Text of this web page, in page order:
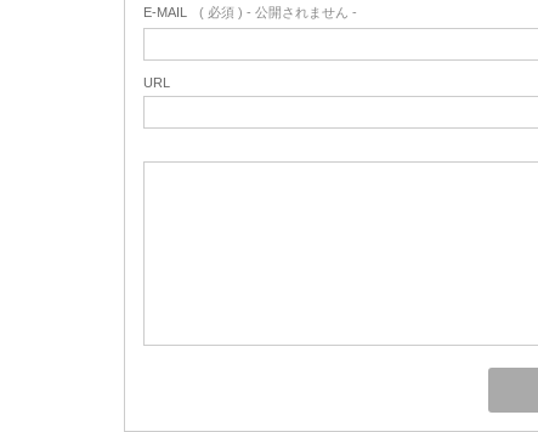
E-MAIL ( 必須 ) - 公開されません -
URL